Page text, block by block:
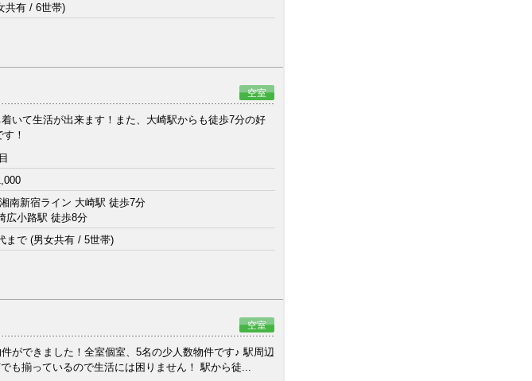
共有 / 6世帯)
空室
いて生活が出来ます！また、大崎駅からも徒歩7分の好
！
南新宿ライン 大崎駅 徒歩7分
広小路駅 徒歩8分
まで (男女共有 / 5世帯)
空室
ができました！全室個室、5名の少人数物件です♪ 駅周辺
も揃っているので生活には困りません！ 駅から徒...